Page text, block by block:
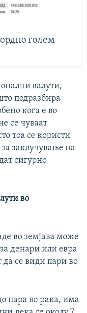
голем
валути,
подразбира
кога е во
се чуваат
тоа се користи
заклучување на
сигурно
во
во земјава може
денари или евра
да се види пари во
пара во рака, има